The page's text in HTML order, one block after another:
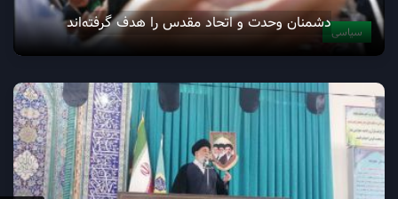
سیاسیدشمنان وحدت و اتحاد مقدس را هدف گرفته‌اند